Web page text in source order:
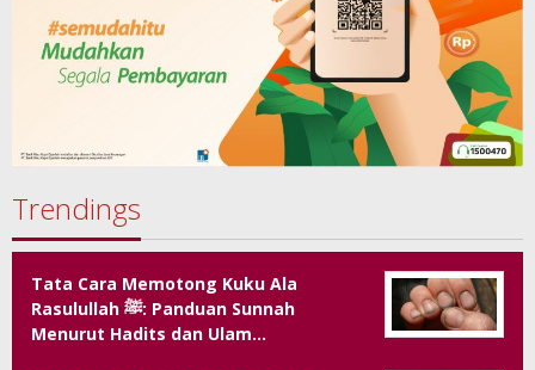
Trendings
Tata Cara Memotong Kuku Ala
Rasulullah ﷺ: Panduan Sunnah
Menurut Hadits dan Ulam…